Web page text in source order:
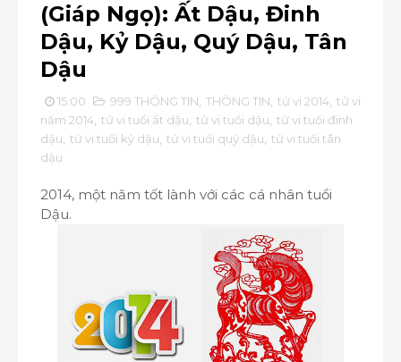
(Giáp Ngọ): Ất Dậu, Đinh
Dậu, Kỷ Dậu, Quý Dậu, Tân
Dậu
15:00 999 THÔNG TIN THÔNG TIN tử vi 2014 tử vi
năm 2014 tử vi tuổi ất dậu tử vi tuổi dậu tử vi tuổi đinh
dậu tử vi tuổi kỷ dậu tử vi tuổi quý dậu tử vi tuổi tân
dậu
2014, một năm tốt lành với các cá nhân tuổi
Dậu.